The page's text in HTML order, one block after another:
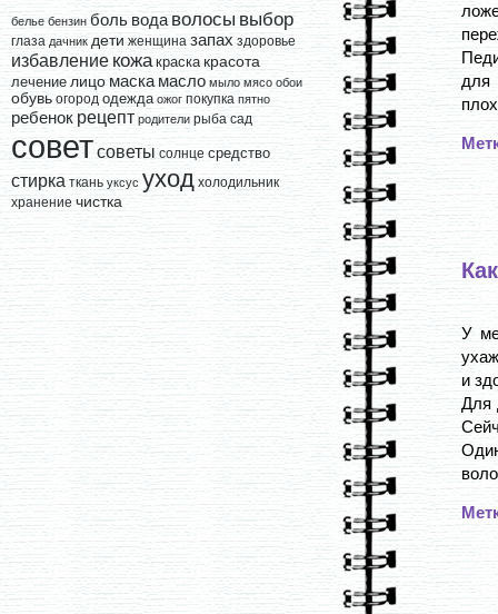
белье бензин боль вода волосы выбор
глаза дачник дети женщина запах здоровье
избавление кожа краска красота
лечение лицо маска масло мыло мясо обои
обувь огород одежда ожог покупка пятно
ребенок рецепт родители рыба сад
советсоветы солнце средство
стирка ткань уксус уход холодильник
хранение чистка
для
У
и
Для